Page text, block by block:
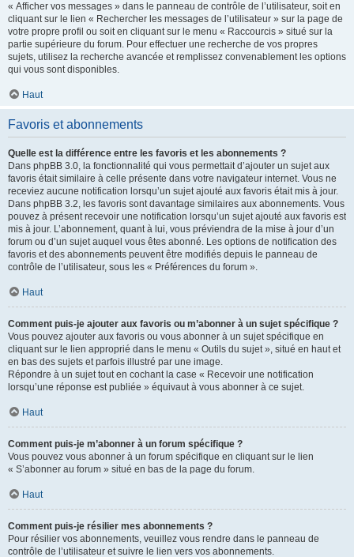
« Afficher vos messages » dans le panneau de contrôle de l’utilisateur, soit en
cliquant sur le lien « Rechercher les messages de l’utilisateur » sur la page de
votre propre profil ou soit en cliquant sur le menu « Raccourcis » situé sur la
partie supérieure du forum. Pour effectuer une recherche de vos propres
sujets, utilisez la recherche avancée et remplissez convenablement les options
qui vous sont disponibles.
Haut
Favoris et abonnements
Quelle est la différence entre les favoris et les abonnements ?
Dans phpBB 3.0, la fonctionnalité qui vous permettait d’ajouter un sujet aux
favoris était similaire à celle présente dans votre navigateur internet. Vous ne
receviez aucune notification lorsqu’un sujet ajouté aux favoris était mis à jour.
Dans phpBB 3.2, les favoris sont davantage similaires aux abonnements. Vous
pouvez à présent recevoir une notification lorsqu’un sujet ajouté aux favoris est
mis à jour. L’abonnement, quant à lui, vous préviendra de la mise à jour d’un
forum ou d’un sujet auquel vous êtes abonné. Les options de notification des
favoris et des abonnements peuvent être modifiés depuis le panneau de
contrôle de l’utilisateur, sous les « Préférences du forum ».
Haut
Comment puis-je ajouter aux favoris ou m’abonner à un sujet spécifique ?
Vous pouvez ajouter aux favoris ou vous abonner à un sujet spécifique en
cliquant sur le lien approprié dans le menu « Outils du sujet », situé en haut et
en bas des sujets et parfois illustré par une image.
Répondre à un sujet tout en cochant la case « Recevoir une notification
lorsqu’une réponse est publiée » équivaut à vous abonner à ce sujet.
Haut
Comment puis-je m’abonner à un forum spécifique ?
Vous pouvez vous abonner à un forum spécifique en cliquant sur le lien
« S’abonner au forum » situé en bas de la page du forum.
Haut
Comment puis-je résilier mes abonnements ?
Pour résilier vos abonnements, veuillez vous rendre dans le panneau de
contrôle de l’utilisateur et suivre le lien vers vos abonnements.